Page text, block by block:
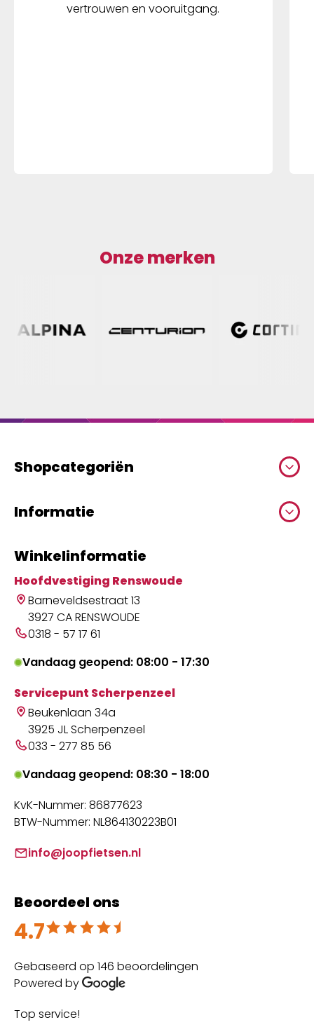
vertrouwen en vooruitgang.
Onze merken
Shopcategoriën
Informatie
Winkelinformatie
Hoofdvestiging Renswoude
Barneveldsestraat 13
3927 CA RENSWOUDE
0318 - 57 17 61
Vandaag geopend: 08:00 - 17:30
Servicepunt Scherpenzeel
Beukenlaan 34a
3925 JL Scherpenzeel
033 - 277 85 56
Vandaag geopend: 08:30 - 18:00
KvK-Nummer: 86877623
BTW-Nummer: NL864130223B01
info@joopfietsen.nl
Beoordeel ons
4.7
Beoordeeld met 4.7 uit 5
Gebaseerd op 146 beoordelingen
Powered by
Top service!